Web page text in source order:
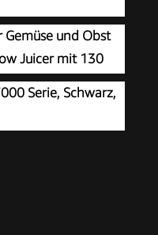
und Obst
Juicer mit 130
600 mL
Machine für
Serie, Schwarz,